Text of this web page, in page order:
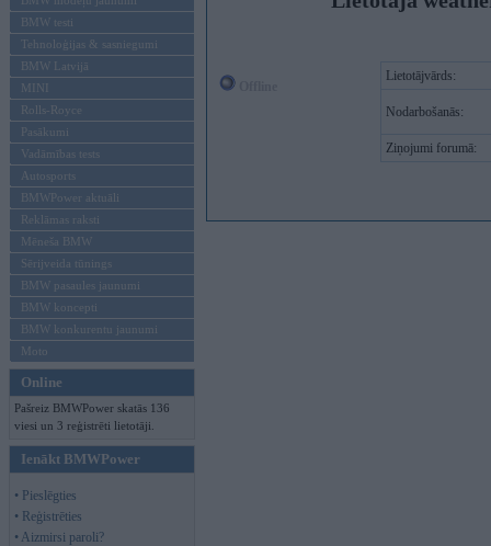
BMW testi
Tehnoloģijas & sasniegumi
BMW Latvijā
MINI
Rolls-Royce
Pasākumi
Vadāmības tests
Autosports
BMWPower aktuāli
Reklāmas raksti
Mēneša BMW
Sērijveida tūnings
BMW pasaules jaunumi
BMW koncepti
BMW konkurentu jaunumi
Moto
Online
Pašreiz BMWPower skatās 136
viesi un 3 reģistrēti lietotāji.
Ienākt BMWPower
• Pieslēgties
• Reģistrēties
• Aizmirsi paroli?
Lietotājvārds:
Nodarbošanās:
Ziņojumi forumā: